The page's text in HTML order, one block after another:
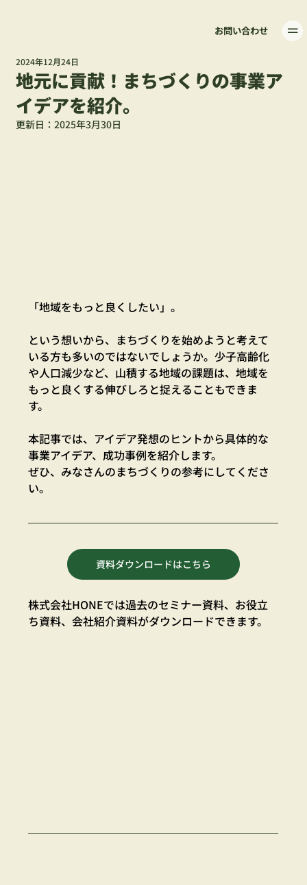
お問い合わせ
地元に貢献！まちづくりの事業ア
イデアを紹介。
2024年12月24日
更新日：2025年3月30日
「地域をもっと良くしたい」。
という想いから、まちづくりを始めようと考えて
いる方も多いのではないでしょうか。少子高齢化
や人口減少など、山積する地域の課題は、地域を
もっと良くする伸びしろと捉えることもできま
す。
本記事では、アイデア発想のヒントから具体的な
事業アイデア、成功事例を紹介します。
ぜひ、みなさんのまちづくりの参考にしてくださ
い。
資料ダウンロードはこちら
株式会社HONEでは過去のセミナー資料、お役立
ち資料、会社紹介資料がダウンロードできます。